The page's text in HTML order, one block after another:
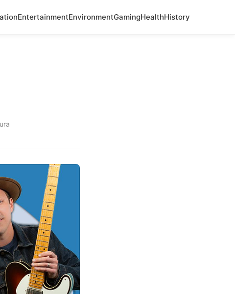
EntertainmentEnvironmentGamingHealthHistory